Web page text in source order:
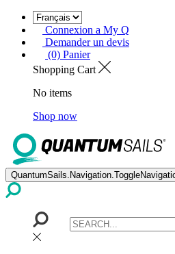
Connexion a My Q
Demander un devis
(0) Panier
Shopping Cart
No items
Shop now